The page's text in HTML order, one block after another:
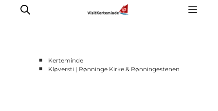
■
Kerteminde
■
Kløversti | Rønninge Kirke & Rønningestenen